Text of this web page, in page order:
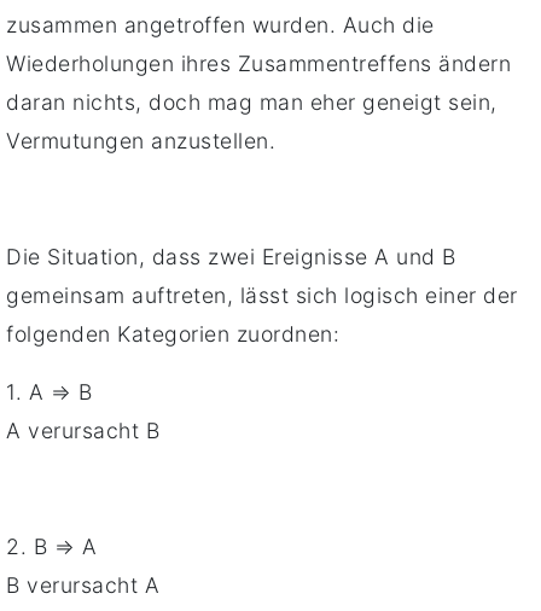
zusammen angetroffen wurden. Auch die
Wiederholungen ihres Zusammentreffens ändern
daran nichts, doch mag man eher geneigt sein,
Vermutungen anzustellen.
Die Situation, dass zwei Ereignisse A und B
gemeinsam auftreten, lässt sich logisch einer der
folgenden Kategorien zuordnen:
1. A ⇒ B
A verursacht B
2. B ⇒ A
B verursacht A